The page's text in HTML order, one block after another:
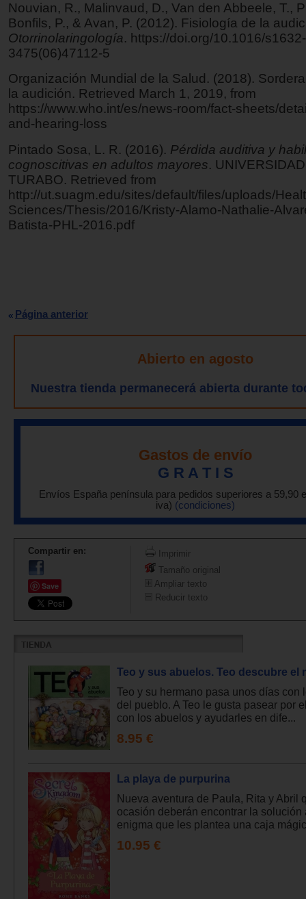
Nouvian, R., Malinvaud, D., Van den Abbeele, T.,
Bonfils, P., & Avan, P. (2012). Fisiología de la
Otorrinolaringología. https://doi.org/10.1016/s1632-
3475(06)47112-5
Organización Mundial de la Salud. (2018).
la audición. Retrieved March 1, 2019, from
https://www.who.int/es/news-room/fact-sheets/
and-hearing-loss
Pintado Sosa, L. R. (2016). Pérdida auditiva y
cognoscitivas en adultos mayores.
TURABO. Retrieved from
http://ut.suagm.edu/sites/default/files/uploads/
Sciences/Thesis/2016/Kristy-Alamo-Nathalie-
Batista-PHL-2016.pdf
Página anterior
Abierto en agosto
Nuestra tienda permanecerá abierta durante
Gastos de envío
G R A T I S
Envíos España península para pedidos superiores a 59,90
iva) (condiciones)
Compartir en:
Save
Imprimir
Tamaño original
Ampliar texto
Reducir texto
Teo y sus abuelos. Teo descubre el
Teo y su hermano pasa unos días con
del pueblo. A Teo le gusta pasear por
con los abuelos y ayudarles en dife...
8.95 €
La playa de purpurina
Nueva aventura de Paula, Rita y Abril
ocasión deberán encontrar la solución
enigma que les plantea una caja
10.95 €